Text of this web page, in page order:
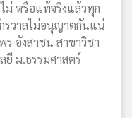
ม่ หรือแท้จริงแล้วทุก
รวาลไม่อนุญาตกันแน่
อังสาชน สาขาวิชา
ยี ม.ธรรมศาสตร์